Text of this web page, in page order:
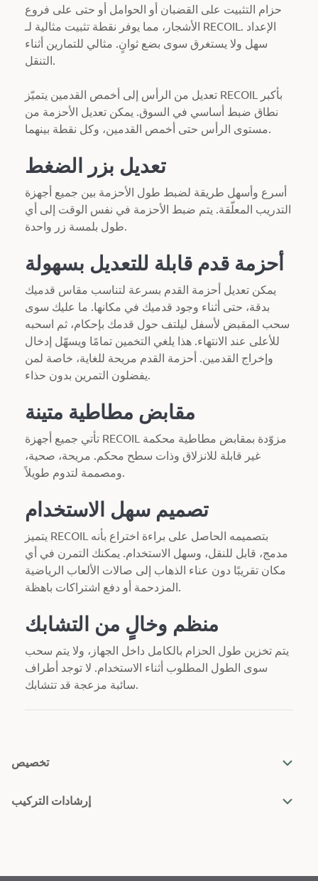
حزام التثبيت على القضبان أو الحوامل أو حتى على فروع
الأشجار، مما يوفر نقطة تثبيت مثالية لـ RECOIL. الإعداد
سهل ولا يستغرق سوى بضع ثوانٍ. مثالي للتمارين أثناء
تعديل من الرأس إلى أخمص القدمين يتميّز RECOIL بأكبر
نطاق ضبط أساسي في السوق. يمكن تعديل الأحزمة من
تعديل بزر الضغط
أسرع وأسهل طريقة لضبط طول الأحزمة بين جميع أجهزة
التدريب المعلّقة. يتم ضبط الأحزمة في نفس الوقت إلى أي
أحزمة قدم قابلة للتعديل بسهولة
يمكن تعديل أحزمة القدم بسرعة لتناسب مقاس قدميك
بدقة، حتى أثناء وجود قدميك في مكانها. ما عليك سوى
سحب المقبض لأسفل ليلتف حول قدمك بإحكام، ثم اسحبه
للأعلى عند الانتهاء. هذا يلغي التخمين تمامًا ويسهّل إدخال
وإخراج القدمين. أحزمة القدم مريحة للغاية، خاصة لمن
مقابض مطاطية متينة
تأتي جميع أجهزة RECOIL مزوّدة بمقابض مطاطية محكمة
غير قابلة للانزلاق وذات سطح محكم. مريحة، صحية،
تصميم سهل الاستخدام
يتميز RECOIL بتصميمه الحاصل على براءة اختراع بأنه
مدمج، قابل للنقل، وسهل الاستخدام. يمكنك التمرن في أي
مكان تقريبًا دون عناء الذهاب إلى صالات الألعاب الرياضية
منظم وخالٍ من التشابك
يتم تخزين طول الحزام بالكامل داخل الجهاز، ولا يتم سحب
سوى الطول المطلوب أثناء الاستخدام. لا توجد أطراف
تخصيص
إرشادات التركيب